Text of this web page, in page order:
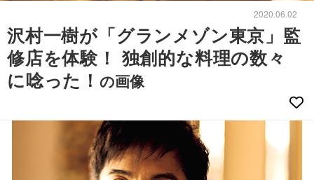
2020.06.02
沢村一樹が「グランメゾン東京」監
修店を体験！ 独創的な料理の数々
に唸った！ の画像